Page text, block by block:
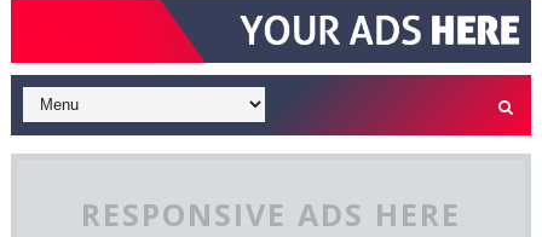
RESPONSIVE ADS HERE